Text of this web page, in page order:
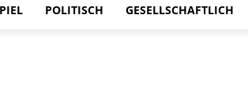
POLITISCH GESELLSCHAFTLICH